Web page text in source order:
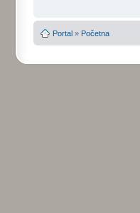
Portal » Početna